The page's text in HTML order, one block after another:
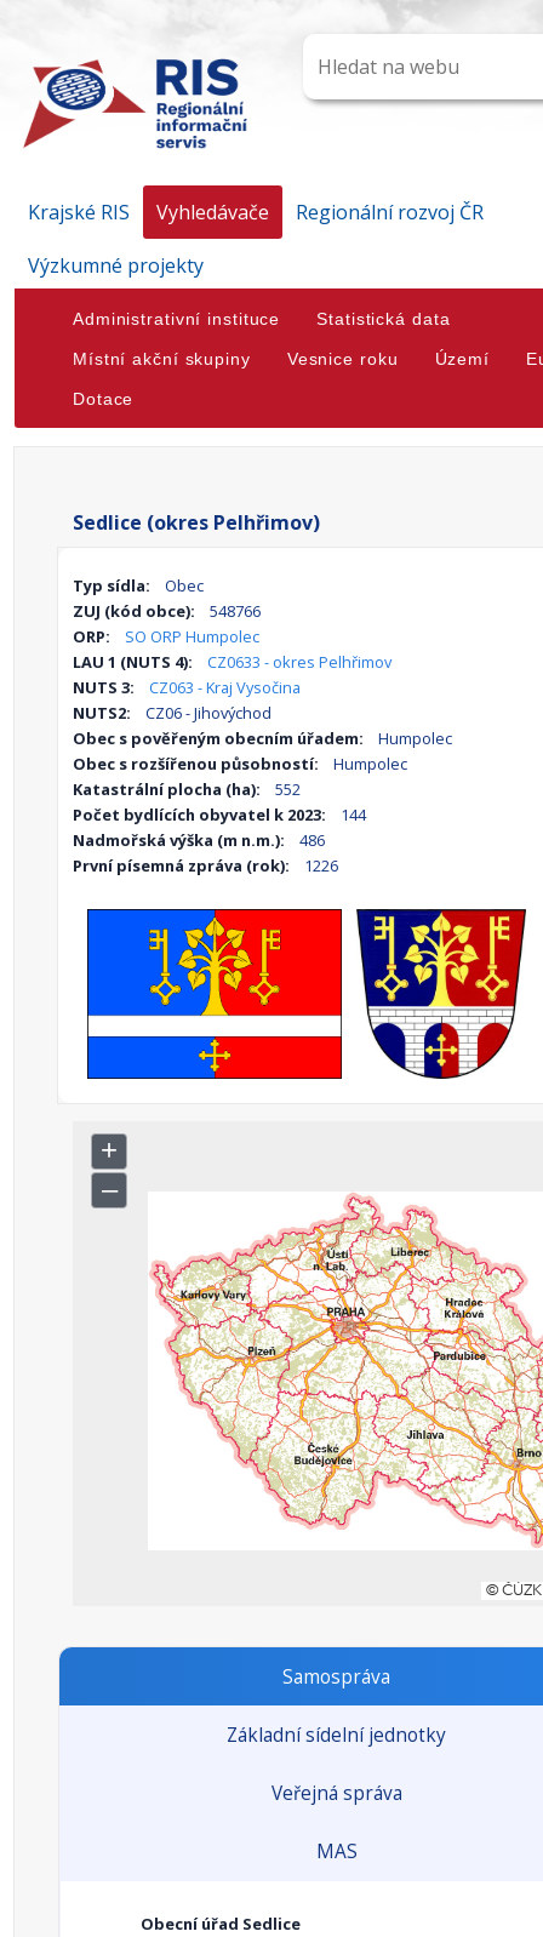
Krajské RIS Vyhledávače
Regionální rozvoj ČR
Výzkumné projekty
Administrativní instituce Statistická data
Místní akční skupiny Vesnice roku Území
Dotace
Sedlice (okres Pelhřimov)
Typ sídla:
Obec
ZUJ (kód obce):
548766
ORP:
SO ORP Humpolec
LAU 1 (NUTS 4):
CZ0633 - okres Pelhřimov
NUTS 3:
CZ063 - Kraj Vysočina
NUTS2:
CZ06 - Jihovýchod
Obec s pověřeným obecním úřadem:
Humpolec
Obec s rozšířenou působností:
Humpolec
Katastrální plocha (ha):
552
Počet bydlících obyvatel k 2023:
144
Nadmořská výška (m n.m.):
486
První písemná zpráva (rok):
1226
Samospráva
Základní sídelní jednotky
Veřejná správa
MAS
Obecní úřad Sedlice